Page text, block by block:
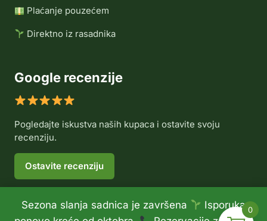
Sezona slanja sadnica je završena
Isporuka
Plaćanje pouzećem
Direktno iz rasadnika
Google recenzije
Pogledajte iskustva naših kupaca i ostavite svoju
recenziju.
Ostavite recenziju
0